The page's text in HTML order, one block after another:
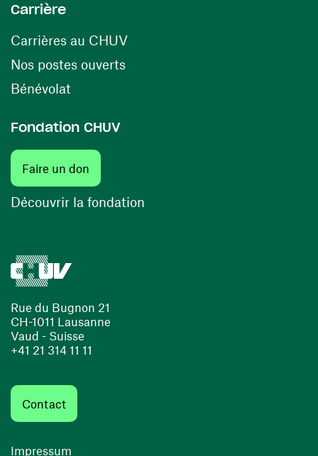
Rue du Bugnon 21
CH-1011 Lausanne
Vaud - Suisse
+41 21 314 11 11
Contact
Impressum
Carrière
Carrières au CHUV(opens in a new window)
Nos postes ouverts(opens in a new window)
Bénévolat
Fondation CHUV
Faire un don
Découvrir la fondation